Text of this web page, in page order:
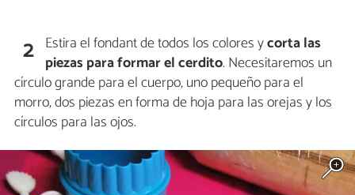
2 Estira el fondant de todos los colores ycorta las
piezas para formar el cerdito. Necesitaremos un
círculo grande para el cuerpo, uno pequeño para el
morro, dos piezas en forma de hoja para las orejas y los
círculos para las ojos.